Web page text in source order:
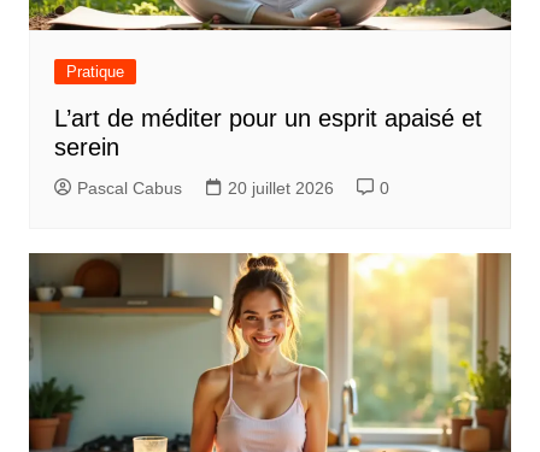
Pratique
L’art de méditer pour un esprit apaisé et
serein
Pascal Cabus 20 juillet 2026 0